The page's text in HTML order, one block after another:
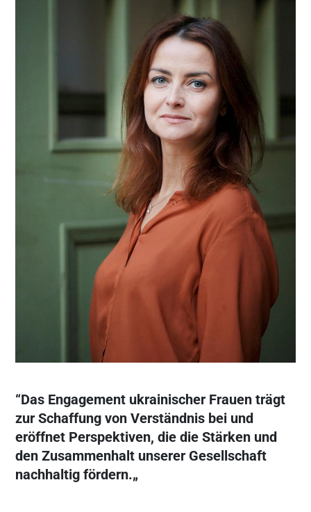
“Das Engagement ukrainischer Frauen trägt
zur Schaffung von Verständnis bei und
eröffnet Perspektiven, die die Stärken und
den Zusammenhalt unserer Gesellschaft
nachhaltig fördern.„